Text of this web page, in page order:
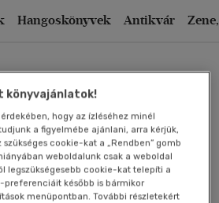
Hangoskönyvek Antikvár
SOROZAT
Ft(1)
növekvő
szerint csökkenő
szerint növekvő
Z
könyvajánlatok!
hogy az ízléséhez minél
a figyelmébe ajánlani, arra kérjük,
cookie-kat a „Rendben” gomb
weboldalunk csak a weboldal
legszükségesebb cookie-kat telepíti a
preferenciáit később is bármikor
menüpontban. További részletekért